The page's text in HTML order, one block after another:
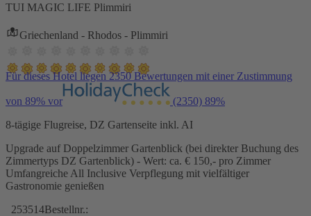
TUI MAGIC LIFE Plimmiri
Griechenland - Rhodos - Plimmiri
Für dieses Hotel liegen 2350 Bewertungen mit einer Zustimmung
von 89% vor (2350) 89%
8-tägige Flugreise, DZ Gartenseite inkl. AI
Upgrade auf Doppelzimmer Gartenblick (bei direkter Buchung des
Zimmertyps DZ Gartenblick) - Wert: ca. € 150,- pro Zimmer
Umfangreiche All Inclusive Verpflegung mit vielfältiger
Gastronomie genießen
253514Bestellnr.: